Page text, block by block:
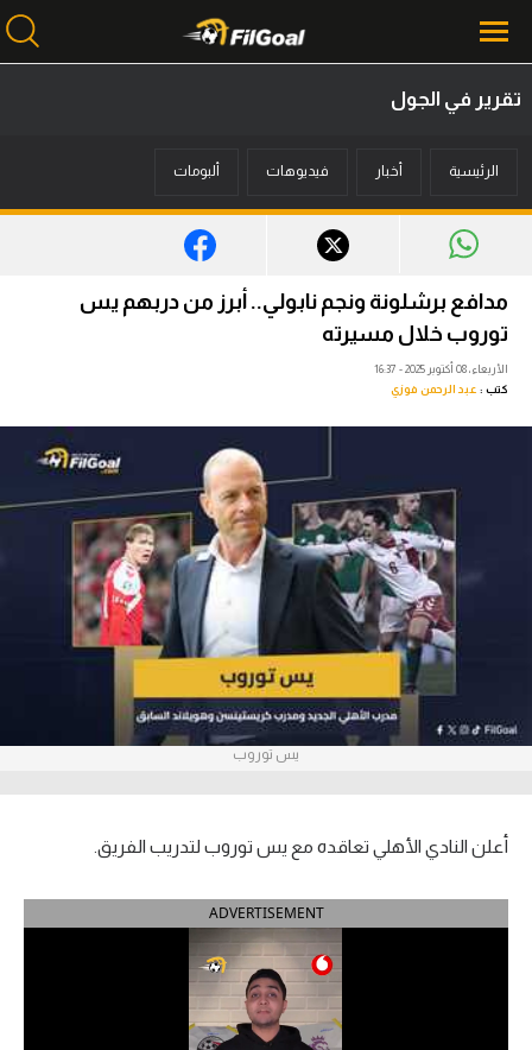
أخبار
ميركاتو
فانتازي في الجول
مسابقة التوقعات
عدسات
آراء حرة
ركن الألعاب
بطولات
أمريكا 2026
الدوري الإنجليزي الممتاز
تقرير في الجول
الرئيسية أخبار فيديوهات ألبومات
مدافع برشلونة ونجم نابولي.. أبرز من دربهم يس
توروب خلال مسيرته
الأربعاء، 08 أكتوبر 2025 - 16:37
كتب : عبد الرحمن فوزي
يس توروب
أعلن النادي الأهلي تعاقده مع يس توروب لتدريب الفريق.
ADVERTISEMENT